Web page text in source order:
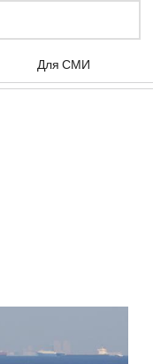
Для СМИ